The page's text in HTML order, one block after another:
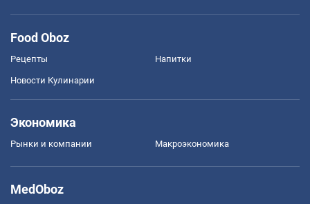
Food Oboz
Рецепты Напитки
Новости Кулинарии
Экономика
Рынки и компании Mакроэкономика
MedOboz